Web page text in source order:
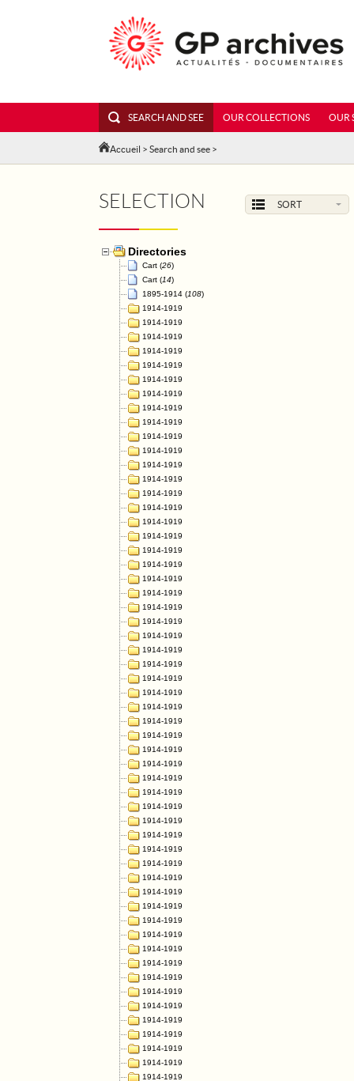
SEARCH AND SEE OUR COLLECTIONS OUR
Accueil > Search and see >
SELECTION SORT